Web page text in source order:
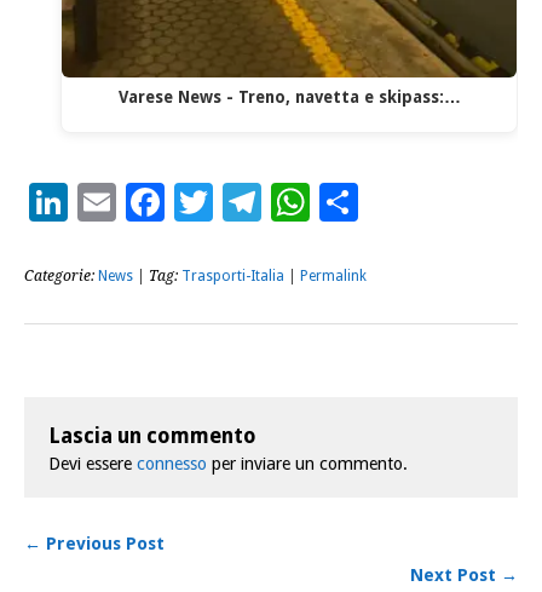
Varese News - Treno, navetta e skipass:…
LinkedIn
EmailFacebook
Twitter
Telegram
WhatsApp
Categorie: News | Tag: Trasporti-Italia Permalink
Lascia un commento
Devi essere connesso per inviare un commento.
← Previous Post
Next Post →